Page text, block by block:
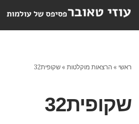
ראשי »הרצאות מוקלטות »שקופית32
שקופית32